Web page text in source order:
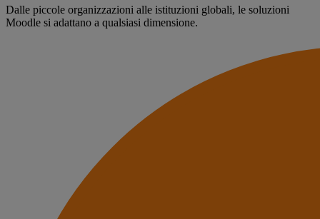
Dalle piccole organizzazioni alle istituzioni globali, le soluzioni
Moodle si adattano a qualsiasi dimensione.